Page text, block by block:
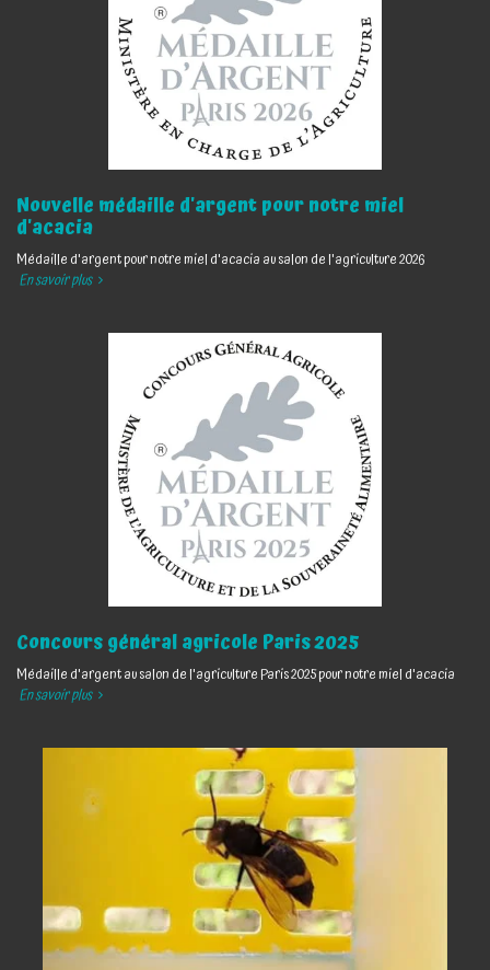
Nouvelle médaille d'argent pour notre miel
d'acacia
Médaille d'argent pour notre miel d'acacia au salon de l'agriculture 2026
En savoir plus
Concours général agricole Paris 2025
Médaille d'argent au salon de l'agriculture Paris 2025 pour notre miel d'acacia
En savoir plus